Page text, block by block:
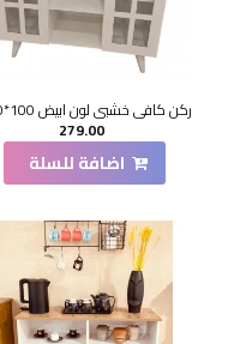
279.00
اضافة للسلة